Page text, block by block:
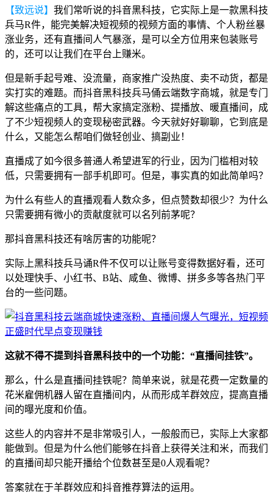
【致远说】 我们常听说的抖音黑科技，它实际上是一款黑科技
兵马R件，能完美解决短视频的视频方面的事情、个人粉丝暴
涨业务，还有直播间人气暴涨，是可以全方位用来包装账号
的，还可以让我们在平台上赚米。
但是新手起号难、没流量，商家推广没热度、卖不动货，都是
实打实的难题。而抖音黑科技兵马俑云端数字商城，就是专门
解这些痛点的工具，帮大家搞定涨粉、提播放、暖直播间，成
了不少短视频人的变现秘密武器。今天就好好聊聊，它到底是
什么，又能怎么帮咱们做轻创业、搞副业！
直播成了如今很多普通人希望进军的行业，因为门槛相对较
低，只需要拥有一部手机即可。但是，事实真的如此简单吗？
为什么有些人的直播观看人数众多，但点赞数却很少？为什么
只需要拥有微小的贡献度就可以名列前茅呢？
那抖音黑科技还有啥厉害的功能呢？
实际上黑科技兵马诵R件不仅可以让账号变得数据好看，还可
以处理快手、小红书、B站、咸鱼、微博、拼多多等各热门平
台的一些问题。
这就不得不提到抖音黑科技中的一个功能：“直播间挂铁”。
那么，什么是直播间挂铁呢？简单来说，就是花费一定数量的
花米雇佣机器人留在直播间内，从而形成羊群效应，提高直播
间的曝光度和价值。
这些人的内容并不是非常吸引人，一般般而已，实际上大家都
能做到。但是为什么他们能够在抖音上获得关注和米，而我们
的直播间却只能开播给个位数甚至是0人观看呢？
答案就在于羊群效应和抖音推荐算法的运用。